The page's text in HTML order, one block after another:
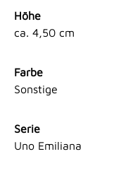
Höhe
ca. 4,50 cm
Farbe
Sonstige
Serie
Uno Emiliana